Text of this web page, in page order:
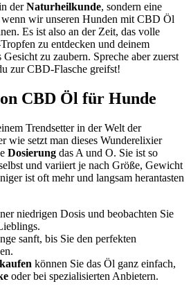
derNaturheilkunde, sondern eine
wir unseren Hunden mit CBD Öl
Es ist also an der Zeit, das volle
zu entdecken und deinem
zu zaubern. Spreche aber zuerst
zur CBD-Flasche greifst!
CBD Öl für Hunde
Trendsetter in der Welt der
wie setzt man dieses Wunderelixier
Dosierung das A und O. Sie ist so
und variiert je nach Größe, Gewicht
ist oft mehr und langsam herantasten
niedrigen Dosis und beobachten Sie
sanft, bis Sie den perfekten
kaufen können Sie das Öl ganz einfach,
oder bei spezialisierten Anbietern.